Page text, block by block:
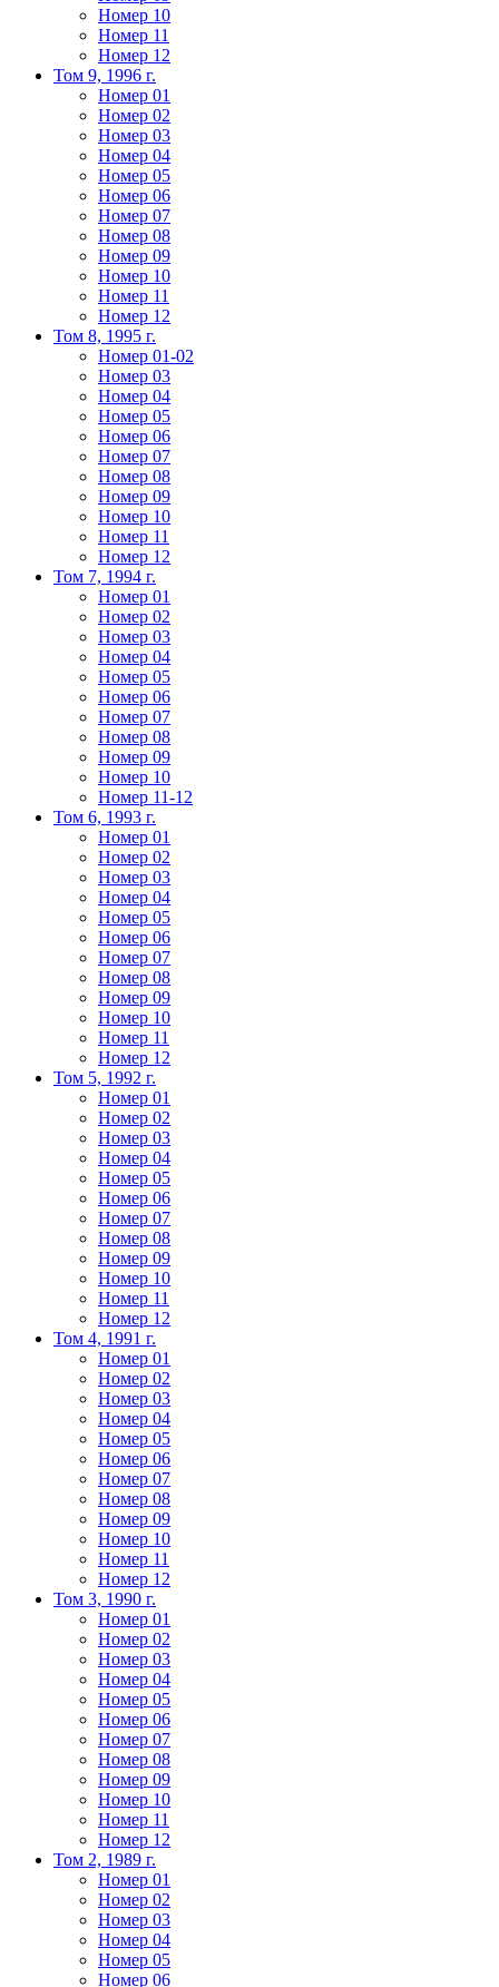
Номер 10
Номер 11
Номер 12
Том 9, 1996 г.
Номер 01
Номер 02
Номер 03
Номер 04
Номер 05
Номер 06
Номер 07
Номер 08
Номер 09
Номер 10
Номер 11
Номер 12
Том 8, 1995 г.
Номер 01-02
Номер 03
Номер 04
Номер 05
Номер 06
Номер 07
Номер 08
Номер 09
Номер 10
Номер 11
Номер 12
Том 7, 1994 г.
Номер 01
Номер 02
Номер 03
Номер 04
Номер 05
Номер 06
Номер 07
Номер 08
Номер 09
Номер 10
Номер 11-12
Том 6, 1993 г.
Номер 01
Номер 02
Номер 03
Номер 04
Номер 05
Номер 06
Номер 07
Номер 08
Номер 09
Номер 10
Номер 11
Номер 12
Том 5, 1992 г.
Номер 01
Номер 02
Номер 03
Номер 04
Номер 05
Номер 06
Номер 07
Номер 08
Номер 09
Номер 10
Номер 11
Номер 12
Том 4, 1991 г.
Номер 01
Номер 02
Номер 03
Номер 04
Номер 05
Номер 06
Номер 07
Номер 08
Номер 09
Номер 10
Номер 11
Номер 12
Том 3, 1990 г.
Номер 01
Номер 02
Номер 03
Номер 04
Номер 05
Номер 06
Номер 07
Номер 08
Номер 09
Номер 10
Номер 11
Номер 12
Том 2, 1989 г.
Номер 01
Номер 02
Номер 03
Номер 04
Номер 05
Номер 06